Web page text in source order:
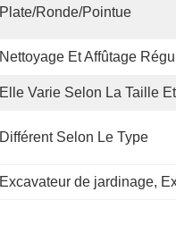
Plate/ronde/pointue
Nettoyage Et Affûtage
Elle Varie Selon La Taille
Différent Selon Le Type
Excavateur de jardinage,